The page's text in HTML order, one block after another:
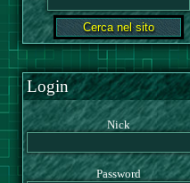
Login
Nick
Password